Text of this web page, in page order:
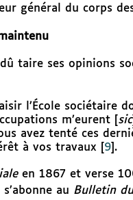
général du corps
taire ses opinions
l’École sociétaire
m’eurent [ sic
avez tenté ces
à vos travaux
9] .
en 1867 et verse
au Bulletin